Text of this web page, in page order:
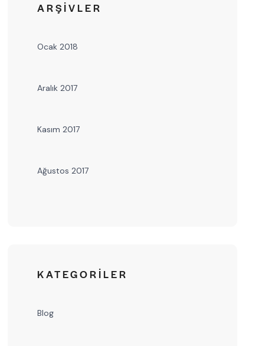
ARŞIVLER
Ocak 2018
Aralık 2017
Kasım 2017
Ağustos 2017
KATEGORILER
Blog